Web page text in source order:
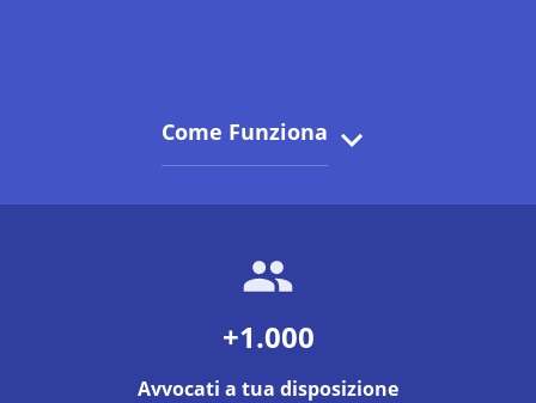
Come Funziona
+1.000
Avvocati a tua disposizione